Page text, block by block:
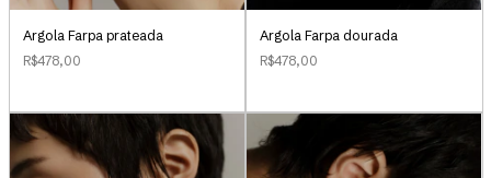
Argola Farpa prateada
R$478,00
Argola Farpa dourada
R$478,00